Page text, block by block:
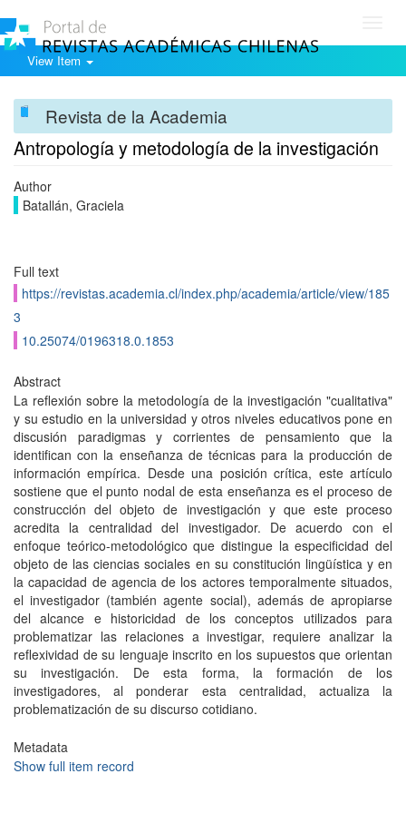
View Item
Revista de la Academia
Antropología y metodología de la investigación
Author
Batallán, Graciela
Full text
https://revistas.academia.cl/index.php/academia/article/view/185
3
10.25074/0196318.0.1853
Abstract
La reflexión sobre la metodología de la investigación "cualitativa"
y su estudio en la universidad y otros niveles educativos pone en
discusión paradigmas y corrientes de pensamiento que la
identifican con la enseñanza de técnicas para la producción de
información empírica. Desde una posición crítica, este artículo
sostiene que el punto nodal de esta enseñanza es el proceso de
construcción del objeto de investigación y que este proceso
acredita la centralidad del investigador. De acuerdo con el
enfoque teórico-metodológico que distingue la especificidad del
objeto de las ciencias sociales en su constitución lingüística y en
la capacidad de agencia de los actores temporalmente situados,
el investigador (también agente social), además de apropiarse
del alcance e historicidad de los conceptos utilizados para
problematizar las relaciones a investigar, requiere analizar la
reflexividad de su lenguaje inscrito en los supuestos que orientan
su investigación. De esta forma, la formación de los
investigadores, al ponderar esta centralidad, actualiza la
problematización de su discurso cotidiano.
Metadata
Show full item record